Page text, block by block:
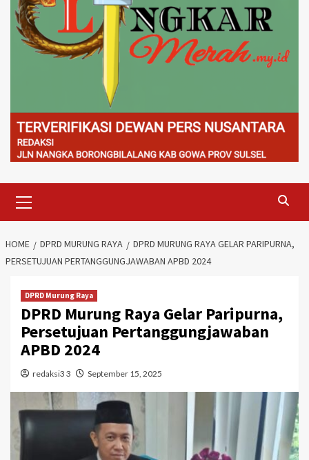
Menu
HOME DPRD MURUNG RAYA
DPRD MURUNG RAYA GELAR PARIPURNA,
PERSETUJUAN PERTANGGUNGJAWABAN APBD 2024
DPRD Murung Raya
DPRD Murung Raya Gelar Paripurna,
Persetujuan Pertanggungjawaban
APBD 2024
redaksi3 3 September 15, 2025